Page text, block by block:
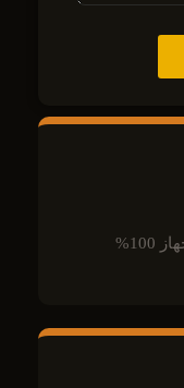
إذا لم يعجبك المنتج، فسنعيد إليك جهاز 100%